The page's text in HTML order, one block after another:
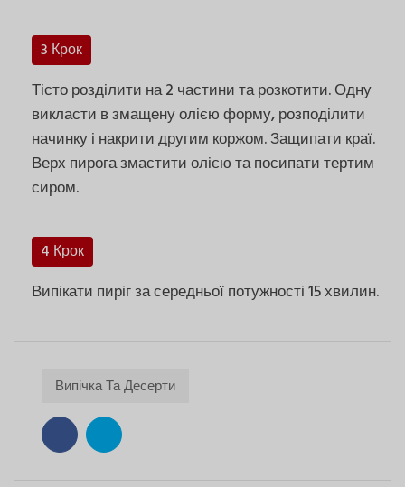
3 Крок
Тісто розділити на 2 частини та розкотити. Одну
викласти в змащену олією форму, розподілити
начинку і накрити другим коржом. Защипати краї.
Верх пирога змастити олією та посипати тертим
сиром.
4 Крок
Випікати пиріг за середньої потужності 15 хвилин.
Випічка Та Десерти